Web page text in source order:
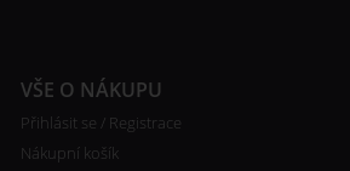
VŠE O NÁKUPU
Přihlásit se / Registrace
Nákupní košík